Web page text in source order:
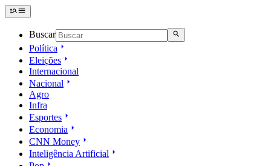
Buscar
Política
Eleições
Internacional
Nacional
Agro
Infra
Esportes
Economia
CNN Money
Inteligência Artificial